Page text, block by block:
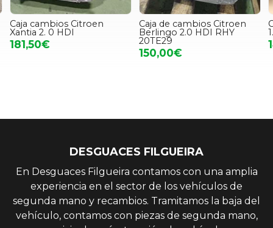
Caja cambios Citroen
Xantia 2. 0 HDI
181,50€
Caja de cambios Citroen
Berlingo 2.0 HDI RHY
20TE29
150,00€
DESGUACES FILGUEIRA
En Desguaces Filgueira contamos con una amplia
experiencia en el sector de los vehículos de
segunda mano y recambios. Tramitamos la baja del
vehículo, contamos con piezas de segunda mano,